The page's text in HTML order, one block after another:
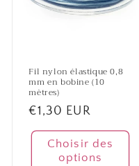
Fil nylon élastique 0,8
mm en bobine (10
mètres)
Prix
habituel
€1,30 EUR
Choisir des
options